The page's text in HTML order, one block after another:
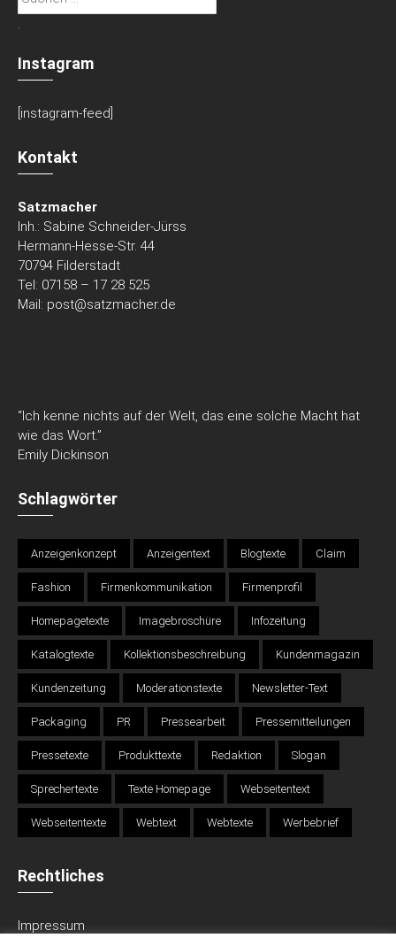
nach:
.
Instagram
[instagram-feed]
Kontakt
Satzmacher
Inh.: Sabine Schneider-Jürss
Hermann-Hesse-Str. 44
70794 Filderstadt
Tel: 07158 – 17 28 525
Mail: post@satzmacher.de
“Ich kenne nichts auf der Welt, das eine solche Macht hat
wie das Wort.”
Emily Dickinson
Schlagwörter
Anzeigenkonzept Anzeigentext Blogtexte Claim
Fashion Firmenkommunikation Firmenprofil
Homepagetexte Imagebroschüre Infozeitung
Katalogtexte Kollektionsbeschreibung Kundenmagazin
Kundenzeitung Moderationstexte Newsletter-Text
Packaging PR Pressearbeit Pressemitteilungen
Pressetexte Produkttexte Redaktion Slogan
Sprechertexte Texte Homepage Webseitentext
Webseitentexte Webtext Webtexte Werbebrief
Rechtliches
Impressum